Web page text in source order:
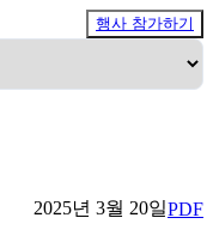
행사 참가하기
2025년 3월 20일PDF